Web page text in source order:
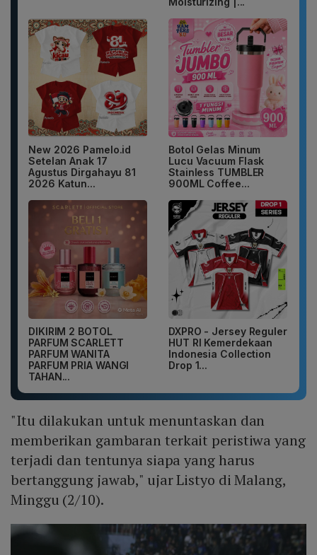
New 2026 Pamelo.id
Setelan Anak 17
Agustus Dirgahayu 81
2026 Katun...
Botol Gelas Minum
Lucu Vacuum Flask
Stainless TUMBLER
900ML Coffee...
DIKIRIM 2 BOTOL
PARFUM SCARLETT
PARFUM WANITA
PARFUM PRIA WANGI
TAHAN...
DXPRO - Jersey Reguler
HUT RI Kemerdekaan
Indonesia Collection
Drop 1...
"Itu dilakukan untuk menuntaskan dan
memberikan gambaran terkait peristiwa yang
terjadi dan tentunya siapa yang harus
bertanggung jawab," ujar Listyo di Malang,
Minggu (2/10).